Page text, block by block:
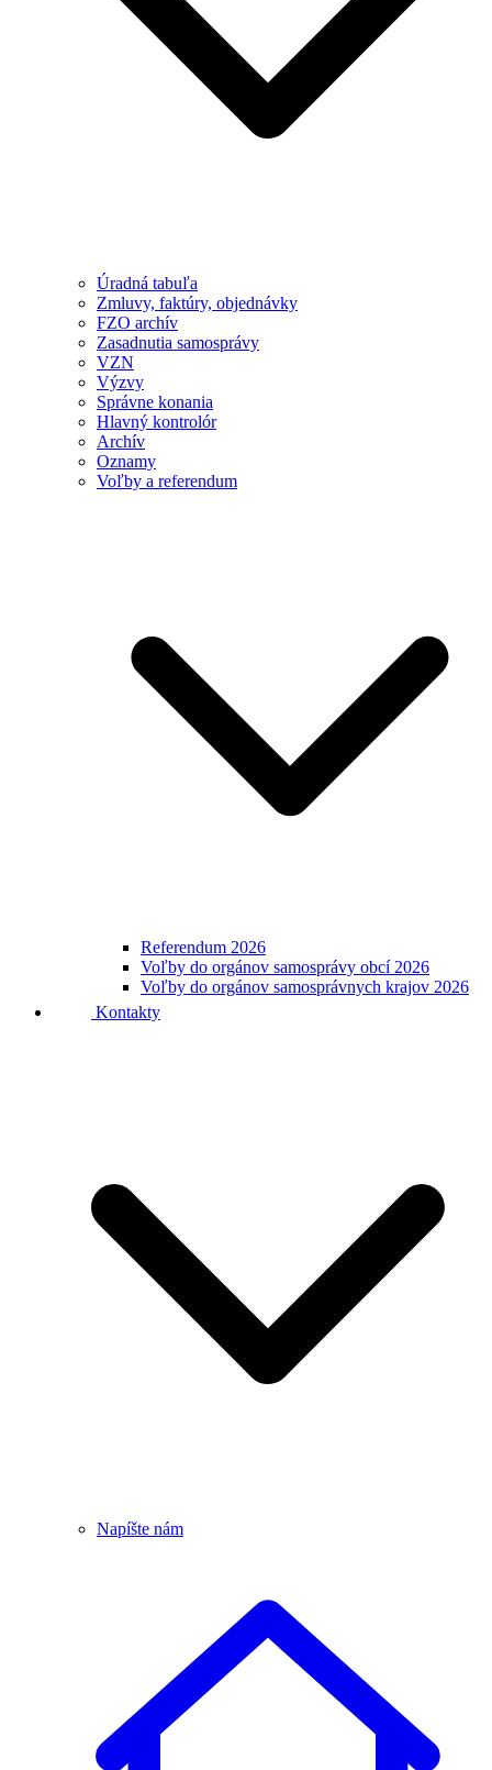
Úradná tabuľa
Zmluvy, faktúry, objednávky
FZO archív
Zasadnutia samosprávy
VZN
Výzvy
Správne konania
Hlavný kontrolór
Archív
Oznamy
Voľby a referendum
Referendum 2026
Voľby do orgánov samosprávy obcí 2026
Voľby do orgánov samosprávnych krajov 2026
Kontakty
Napíšte nám